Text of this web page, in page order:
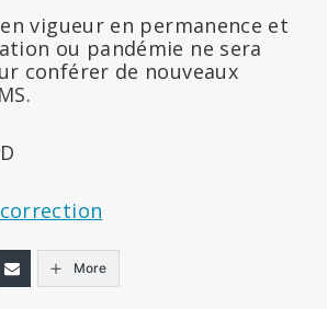
vigueur en permanence et
ou pandémie ne sera
conférer de nouveaux
More